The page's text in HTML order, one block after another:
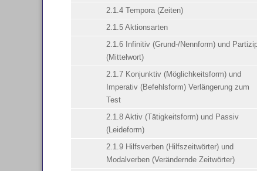
2.1.4 Tempora (Zeiten)
2.1.5 Aktionsarten
2.1.6 Infinitiv (Grund-/Nennform) und
(Mittelwort)
2.1.7 Konjunktiv (Möglichkeitsform) und
Imperativ (Befehlsform) Verlängerung zum
Test
2.1.8 Aktiv (Tätigkeitsform) und Passiv
(Leideform)
2.1.9 Hilfsverben (Hilfszeitwörter) und
Modalverben (Verändernde Zeitwörter)